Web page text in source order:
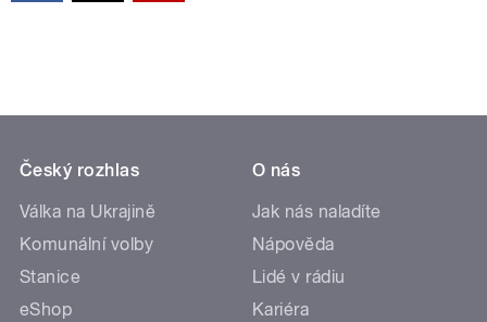
Český rozhlas
Válka na Ukrajině
Komunální volby
Stanice
eShop
O nás
Jak nás naladíte
Nápověda
Lidé v rádiu
Kariéra